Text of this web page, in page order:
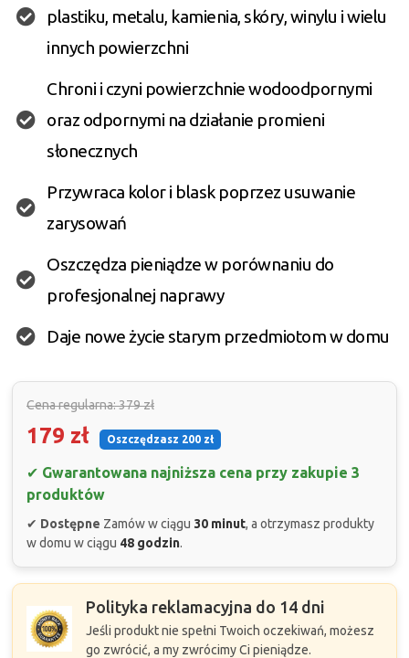
plastiku, metalu, kamienia, skóry, winylu i wielu
innych powierzchni
Chroni i czyni powierzchnie wodoodpornymi
oraz odpornymi na działanie promieni
słonecznych
Przywraca kolor i blask poprzez usuwanie
zarysowań
Oszczędza pieniądze w porównaniu do
profesjonalnej naprawy
Daje nowe życie starym przedmiotom w domu
Cena regularna: 379 zł
179 zł Oszczędzasz 200 zł
✔ Gwarantowana najniższa cena przy zakupie 3
produktów
✔ Dostępne Zamów w ciągu 30 minut, a otrzymasz produkty
w domu w ciągu 48 godzin.
Polityka reklamacyjna do 14 dni
Jeśli produkt nie spełni Twoich oczekiwań, możesz
go zwrócić, a my zwrócimy Ci pieniądze.